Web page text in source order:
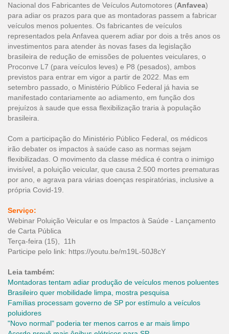
Nacional dos Fabricantes de Veículos Automotores (Anfavea)
para adiar os prazos para que as montadoras passem a fabricar
veículos menos poluentes. Os fabricantes de veículos
representados pela Anfavea querem adiar por dois a três anos os
investimentos para atender às novas fases da legislação
brasileira de redução de emissões de poluentes veiculares, o
Proconve L7 (para veículos leves) e P8 (pesados), ambos
previstos para entrar em vigor a partir de 2022. Mas em
setembro passado, o Ministério Público Federal já havia se
manifestado contariamente ao adiamento, em função dos
prejuízos à saude que essa flexibilização traria à população
brasileira.
Com a participação do Ministério Público Federal, os médicos
irão debater os impactos à saúde caso as normas sejam
flexibilizadas. O movimento da classe médica é contra o inimigo
invisível, a poluição veicular, que causa 2.500 mortes prematuras
por ano, e agrava para várias doenças respiratórias, inclusive a
própria Covid-19.
Serviço:
Webinar Poluição Veicular e os Impactos à Saúde - Lançamento
de Carta Pública
Terça-feira (15), 11h
Participe pelo link: https://youtu.be/m19L-50J8cY
Leia também:
Montadoras tentam adiar produção de veículos menos poluentes
Brasileiro quer mobilidade limpa, mostra pesquisa
Famílias processam governo de SP por estímulo a veículos
poluidores
"Novo normal" poderia ter menos carros e ar mais limpo